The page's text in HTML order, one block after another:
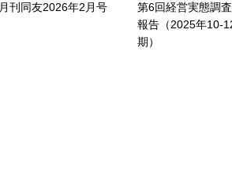
月刊同友2026年2月号
第6回経営実態調
報告（2025年10-
期）